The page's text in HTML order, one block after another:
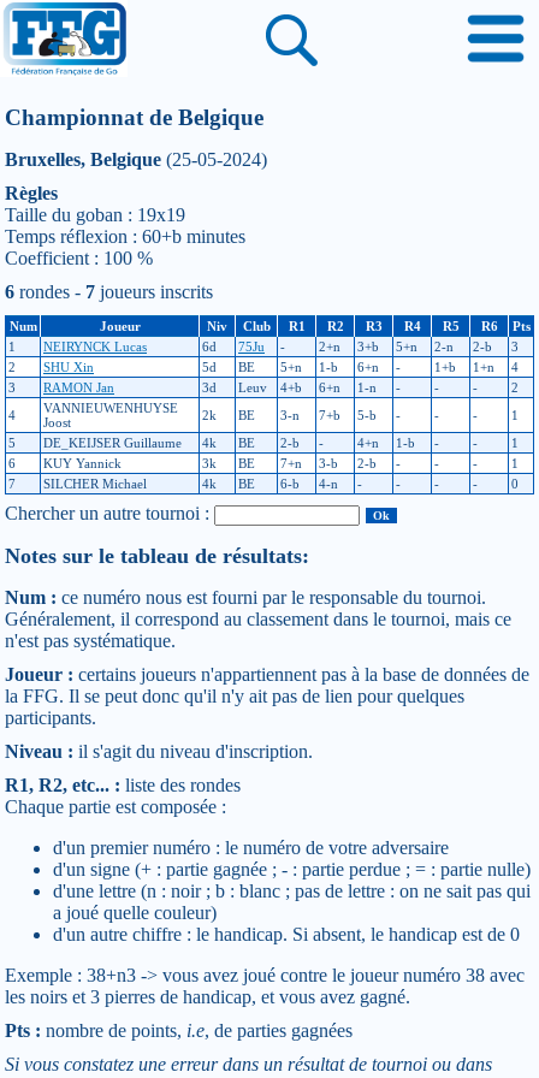
Championnat de Belgique
Bruxelles, Belgique (25-05-2024)
Règles
Taille du goban : 19x19
Temps réflexion : 60+b minutes
Coefficient : 100 %
6 rondes - 7 joueurs inscrits
Num Joueur Niv Club R1 R2 R3 R4 R5 R6
Pts
1
NEIRYNCK Lucas 6d 75Ju - 2+n 3+b 5+n 2-n 2-b
3
2
SHU Xin 5d BE 5+n 1-b 6+n - 1+b 1+n
4
3
RAMON Jan 3d Leuv 4+b 6+n 1-n - - -
2
4
VANNIEUWENHUYSE
Joost
2k BE 3-n 7+b 5-b - - -
1
5
DE_KEIJSER Guillaume 4k BE 2-b - 4+n 1-b - -
1
6
KUY Yannick 3k BE 7+n 3-b 2-b - - -
1
7
SILCHER Michael 4k BE 6-b 4-n - - - - 0
Chercher un autre tournoi :
Notes sur le tableau de résultats:
Num : ce numéro nous est fourni par le responsable du tournoi.
Généralement, il correspond au classement dans le tournoi, mais ce
n'est pas systématique.
Joueur : certains joueurs n'appartiennent pas à la base de données de
la FFG. Il se peut donc qu'il n'y ait pas de lien pour quelques
participants.
Niveau : il s'agit du niveau d'inscription.
R1, R2, etc... : liste des rondes
Chaque partie est composée :
d'un premier numéro : le numéro de votre adversaire
d'un signe (+ : partie gagnée ; - : partie perdue ; = : partie nulle)
d'une lettre (n : noir ; b : blanc ; pas de lettre : on ne sait pas qui
a joué quelle couleur)
d'un autre chiffre : le handicap. Si absent, le handicap est de 0
Exemple : 38+n3 -> vous avez joué contre le joueur numéro 38 avec
les noirs et 3 pierres de handicap, et vous avez gagné.
Pts : nombre de points, i.e, de parties gagnées
Si vous constatez une erreur dans un résultat de tournoi ou dans